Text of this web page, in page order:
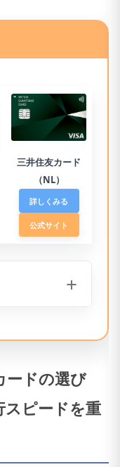
にご協力いただ
三井住友カード
（NL）
詳しくみる
公式サイト
・年会費：永年
無料
ードの選び
スピードを重